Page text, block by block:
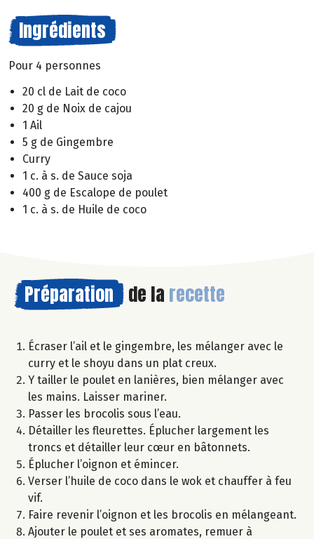
Ingrédients
Pour 4 personnes
20 cl de Lait de coco
20 g de Noix de cajou
1 Ail
5 g de Gingembre
Curry
1 c. à s. de Sauce soja
400 g de Escalope de poulet
1 c. à s. de Huile de coco
Préparation de la recette
Écraser l’ail et le gingembre, les mélanger avec le
curry et le shoyu dans un plat creux.
Y tailler le poulet en lanières, bien mélanger avec
les mains. Laisser mariner.
Passer les brocolis sous l’eau.
Détailler les fleurettes. Éplucher largement les
troncs et détailler leur cœur en bâtonnets.
Éplucher l’oignon et émincer.
Verser l’huile de coco dans le wok et chauffer à feu
vif.
Faire revenir l’oignon et les brocolis en mélangeant.
Ajouter le poulet et ses aromates, remuer à